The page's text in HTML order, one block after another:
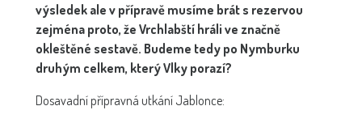
výsledek ale v přípravě musíme brát s rezervou
zejména proto, že Vrchlabští hráli ve značně
okleštěné sestavě. Budeme tedy po Nymburku
druhým celkem, který Vlky porazí?
Dosavadní přípravná utkání Jablonce: